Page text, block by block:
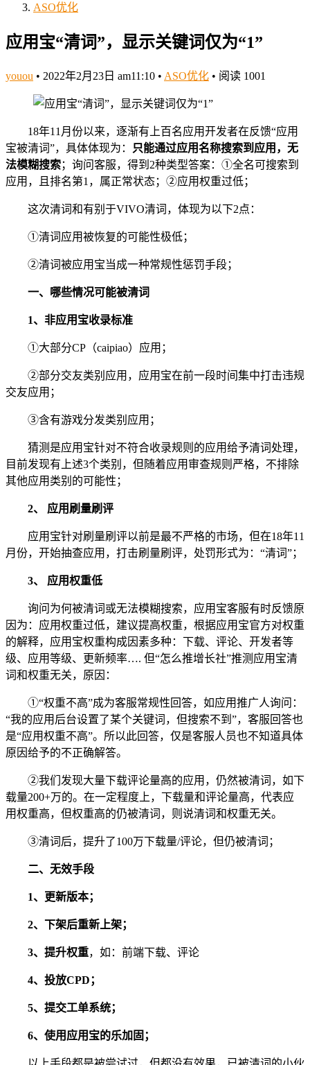
ASO优化
应用宝“清词”，显示关键词仅为“1”
youou • 2022年2月23日 am11:10 • ASO优化 • 阅读 1001
18年11月份以来，逐渐有上百名应用开发者在反馈“应用
宝被清词”，具体体现为：
只能通过应用名称搜索到应用，无
法模糊搜索；询问客服，得到2种类型答案：①全名可搜索到
应用，且排名第1，属正常状态；②应用权重过低；
这次清词和有别于VIVO清词，体现为以下2点：
①清词应用被恢复的可能性极低；
②清词被应用宝当成一种常规性惩罚手段；
一、哪些情况可能被清词
1、非应用宝收录标准
①大部分CP（caipiao）应用；
②部分交友类别应用，应用宝在前一段时间集中打击违规
交友应用；
③含有游戏分发类别应用；
猜测是应用宝针对不符合收录规则的应用给予清词处理，
目前发现有上述3个类别，但随着应用审查规则严格，不排除
其他应用类别的可能性；
2、 应用刷量刷评
应用宝针对刷量刷评以前是最不严格的市场，但在18年11
月份，开始抽查应用，打击刷量刷评，处罚形式为：“清词”；
3、 应用权重低
询问为何被清词或无法模糊搜索，应用宝客服有时反馈原
因为：应用权重过低，建议提高权重，根据应用宝官方对权重
的解释，应用宝权重构成因素多种：下载、评论、开发者等
级、应用等级、更新频率…. 但“怎么推增长社”推测应用宝清
词和权重无关，原因：
①“权重不高”成为客服常规性回答，如应用推广人询问：
“我的应用后台设置了某个关键词，但搜索不到”，客服回答也
是“应用权重不高”。所以此回答，仅是客服人员也不知道具体
原因给予的不正确解答。
②我们发现大量下载评论量高的应用，仍然被清词，如下
载量200+万的。在一定程度上，下载量和评论量高，代表应
用权重高，但权重高的仍被清词，则说清词和权重无关。
③清词后，提升了100万下载量/评论，但仍被清词；
二、无效手段
1、更新版本；
2、下架后重新上架；
3、提升权重，如：前端下载、评论
4、投放CPD；
5、提交工单系统；
6、使用应用宝的乐加固；